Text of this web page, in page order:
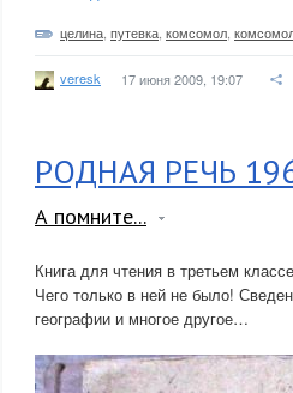
целина путевка комсомол
veresk 17 июня 2009, 19:07
РОДНАЯ РЕЧЬ
А помните...
Книга для чтения в третьем
Чего только в ней не было!
географии и многое другое…